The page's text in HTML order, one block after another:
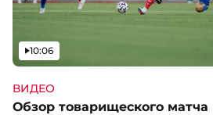
ВИДЕО
Обзор товарищеского
Видео
10:06